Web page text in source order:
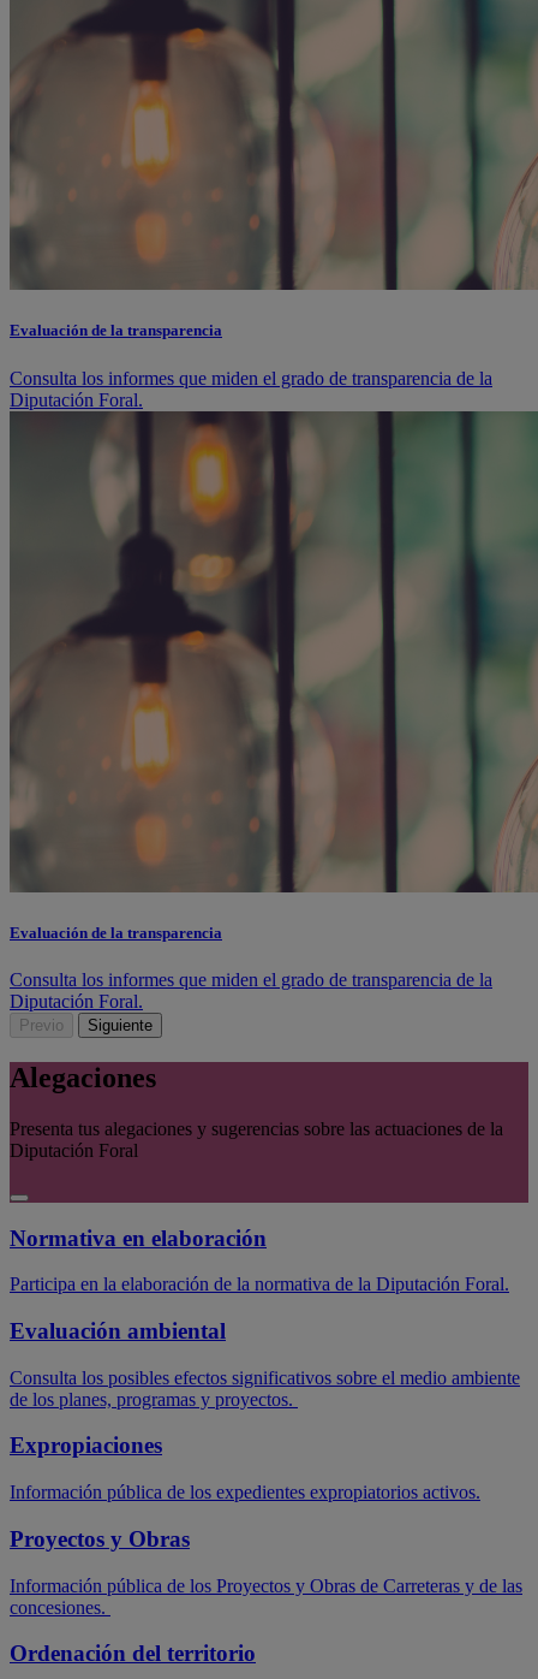
Evaluación de la transparencia
Consulta los informes que miden el grado de transparencia de la
Diputación Foral.
Evaluación de la transparencia
Consulta los informes que miden el grado de transparencia de la
Diputación Foral.
Previo Siguiente
Alegaciones
Presenta tus alegaciones y sugerencias sobre las actuaciones de la
Diputación Foral
Normativa en elaboración
Participa en la elaboración de la normativa de la Diputación Foral.
Evaluación ambiental
Consulta los posibles efectos significativos sobre el medio ambiente
de los planes, programas y proyectos.
Expropiaciones
Información pública de los expedientes expropiatorios activos.
Proyectos y Obras
Información pública de los Proyectos y Obras de Carreteras y de las
concesiones.
Ordenación del territorio